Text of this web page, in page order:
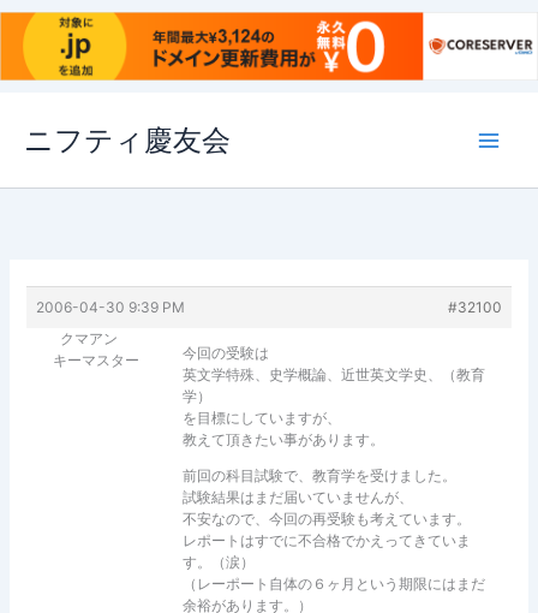
ス
ニフティ慶友会
2006-04-30 9:39 PM
#32100
クマアン
キーマスター
今回の受験は
英文学特殊、史学概論、近世英文学史、（教育
学）
を目標にしていますが、
教えて頂きたい事があります。
前回の科目試験で、教育学を受けました。
試験結果はまだ届いていませんが、
不安なので、今回の再受験も考えています。
レポートはすでに不合格でかえってきていま
す。（涙）
（レーポート自体の６ヶ月という期限にはまだ
余裕があります。）